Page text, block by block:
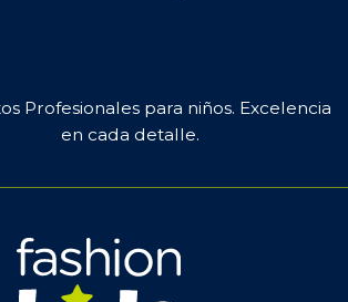
Profesionales para niños. Excelencia
en cada detalle.